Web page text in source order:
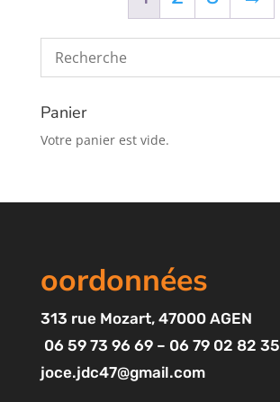
Panier
Votre panier est vide.
oordonnées
313 rue Mozart, 47000 AGEN
06 59 73 96 69 – 06 79 02 82 35
joce.jdc47@gmail.com